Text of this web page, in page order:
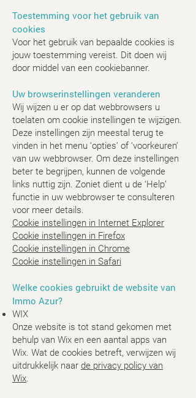
Toestemming voor het gebruik van
cookies
Voor het gebruik van bepaalde cookies is
jouw toestemming vereist. Dit doen wij
door middel van een cookiebanner.
Uw browserinstellingen veranderen
Wij wijzen u er op dat webbrowsers u
toelaten om cookie instellingen te wijzigen.
Deze instellingen zijn meestal terug te
vinden in het menu ‘opties’ of ‘voorkeuren’
van uw webbrowser. Om deze instellingen
beter te begrijpen, kunnen de volgende
links nuttig zijn. Zoniet dient u de ‘Help’
functie in uw webbrowser te consulteren
voor meer details.
Cookie instellingen in Internet Explorer
Cookie instellingen in Firefox
Cookie instellingen in Chrome
Cookie instellingen in Safari
Welke cookies gebruikt de website van
Immo Azur?
WIX
Onze website is tot stand gekomen met
behulp van Wix en een aantal apps van
Wix. Wat de cookies betreft, verwijzen wij
uitdrukkelijk naar de privacy policy van
Wix.